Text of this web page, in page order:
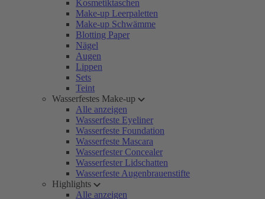
Kosmetiktaschen
Make-up Leerpaletten
Make-up Schwämme
Blotting Paper
Nägel
Augen
Lippen
Sets
Teint
Wasserfestes Make-up
Alle anzeigen
Wasserfeste Eyeliner
Wasserfeste Foundation
Wasserfeste Mascara
Wasserfester Concealer
Wasserfester Lidschatten
Wasserfeste Augenbrauenstifte
Highlights
Alle anzeigen